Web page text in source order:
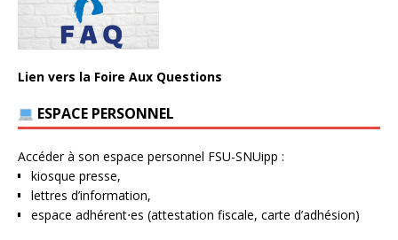
Lien vers la Foire Aux Questions
ESPACE PERSONNEL
Accéder à son espace personnel FSU-SNUipp :
kiosque presse,
lettres d’information,
espace adhérent⋅es (attestation fiscale, carte d’adhésion)